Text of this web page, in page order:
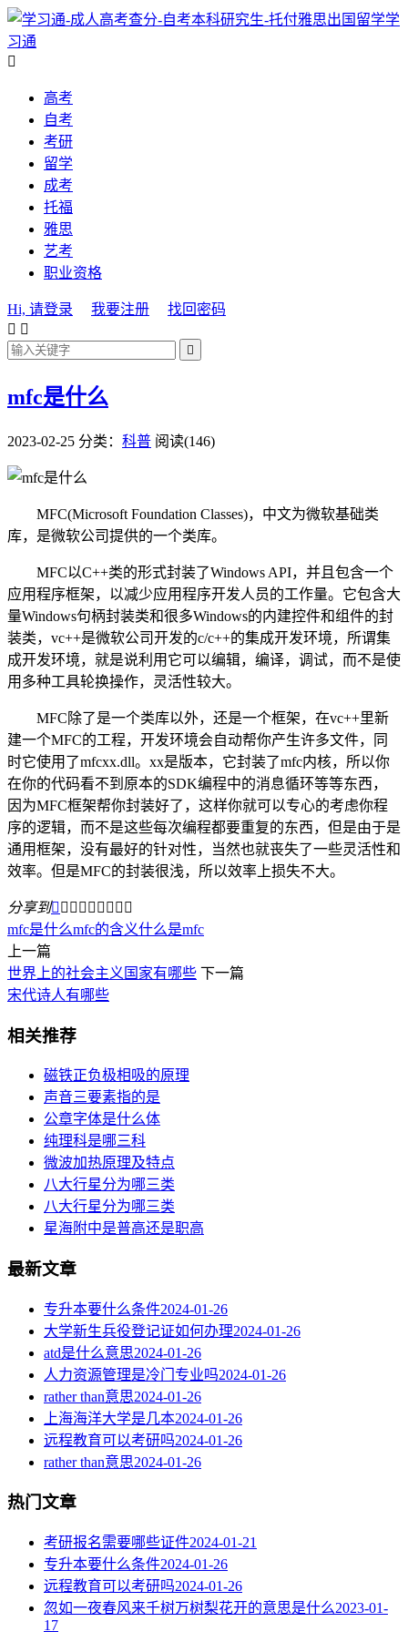
学
习通

高考
自考
考研
留学
成考
托福
雅思
艺考
职业资格
Hi, 请登录 我要注册
找回密码
 

mfc是什么
2023-02-25 分类： 科普 阅读(146)
MFC(Microsoft Foundation Classes)，中文为微软基础类
库，是微软公司提供的一个类库。
MFC以C++类的形式封装了Windows API，并且包含一个
应用程序框架，以减少应用程序开发人员的工作量。它包含大
量Windows句柄封装类和很多Windows的内建控件和组件的封
装类，vc++是微软公司开发的c/c++的集成开发环境，所谓集
成开发环境，就是说利用它可以编辑，编译，调试，而不是使
用多种工具轮换操作，灵活性较大。
MFC除了是一个类库以外，还是一个框架，在vc++里新
建一个MFC的工程，开发环境会自动帮你产生许多文件，同
时它使用了mfcxx.dll。xx是版本，它封装了mfc内核，所以你
在你的代码看不到原本的SDK编程中的消息循环等等东西，
因为MFC框架帮你封装好了，这样你就可以专心的考虑你程
序的逻辑，而不是这些每次编程都要重复的东西，但是由于是
通用框架，没有最好的针对性，当然也就丧失了一些灵活性和
效率。但是MFC的封装很浅，所以效率上损失不大。
分享到        
mfc是什么mfc的含义什么是mfc
上一篇
世界上的社会主义国家有哪些 下一篇
宋代诗人有哪些
相关推荐
磁铁正负极相吸的原理
声音三要素指的是
公章字体是什么体
纯理科是哪三科
微波加热原理及特点
八大行星分为哪三类
八大行星分为哪三类
星海附中是普高还是职高
最新文章
专升本要什么条件2024-01-26
大学新生兵役登记证如何办理2024-01-26
atd是什么意思2024-01-26
人力资源管理是冷门专业吗2024-01-26
rather than意思2024-01-26
上海海洋大学是几本2024-01-26
远程教育可以考研吗2024-01-26
rather than意思2024-01-26
热门文章
考研报名需要哪些证件2024-01-21
专升本要什么条件2024-01-26
远程教育可以考研吗2024-01-26
忽如一夜春风来千树万树梨花开的意思是什么2023-01-
17